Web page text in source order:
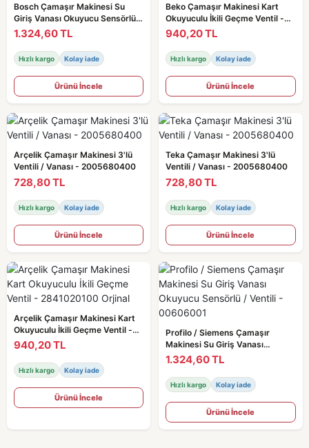
Bosch Çamaşır Makinesi Su
Giriş Vanası Okuyucu Sensörlü /
Ventili - 00606001
1.324,60 TL
Hızlı kargo Kolay iade
Ürünü İncele
Beko Çamaşır Makinesi Kart
Okuyuculu İkili Geçme Ventil -
2841020100 Orjinal
940,20 TL
Hızlı kargo Kolay iade
Ürünü İncele
Arçelik Çamaşır Makinesi 3'lü
Ventili / Vanası - 2005680400
728,80 TL
Hızlı kargo Kolay iade
Ürünü İncele
Teka Çamaşır Makinesi 3'lü
Ventili / Vanası - 2005680400
728,80 TL
Hızlı kargo Kolay iade
Ürünü İncele
Arçelik Çamaşır Makinesi Kart
Okuyuculu İkili Geçme Ventil -
2841020100 Orjinal
940,20 TL
Hızlı kargo Kolay iade
Ürünü İncele
Profilo / Siemens Çamaşır
Makinesi Su Giriş Vanası
Okuyucu Sensörlü / Ventili -
00606001
1.324,60 TL
Hızlı kargo Kolay iade
Ürünü İncele